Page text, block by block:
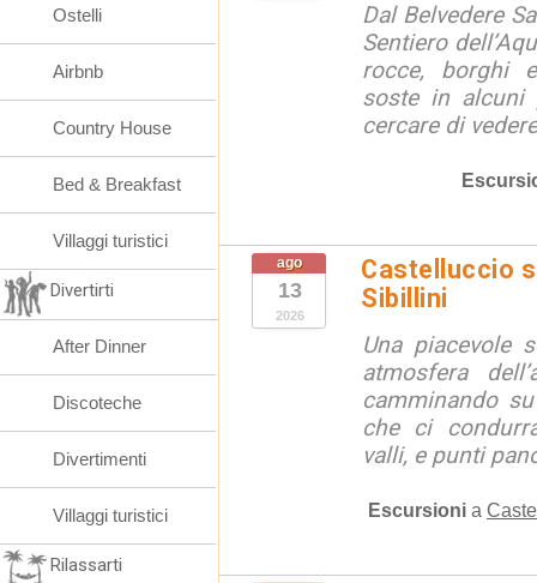
Dal Belvedere
Sentiero
rocce, borghi
soste in alcuni
cercare di
ago
13
2026
Castelluccio
Sibillini
Una piacevole
atmosfera
camminando
che ci
valli, e punti
Escursioni a
Ostelli
Airbnb
Country House
Bed & Breakfast
Villaggi turistici
Divertirti
After Dinner
Discoteche
Divertimenti
Villaggi turistici
Rilassarti